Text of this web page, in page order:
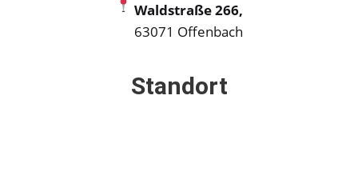
Waldstraße 266,
63071 Offenbach
Standort